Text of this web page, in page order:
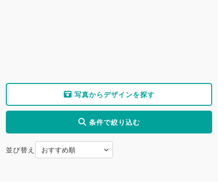
写真からデザインを探す
条件で絞り込む
並び替え